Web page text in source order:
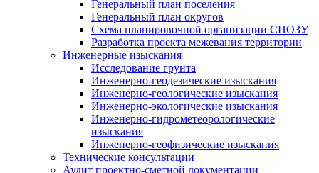
Генеральный план поселения
Генеральный план округов
Схема планировочной организации СПОЗУ
Разработка проекта межевания территории
Инженерные изыскания
Исследование грунта
Инженерно-геодезические изыскания
Инженерно-геологические изыскания
Инженерно-экологические изыскания
Инженерно-гидрометеорологические
изыскания
Инженерно-геофизические изыскания
Технические консультации
Аудит проектно-сметной документации